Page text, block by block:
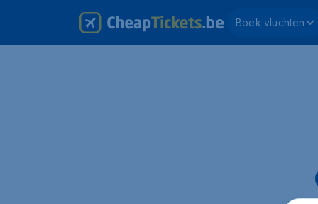
Boek vluchten